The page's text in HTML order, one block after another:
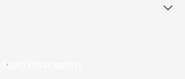
chiar astăzi